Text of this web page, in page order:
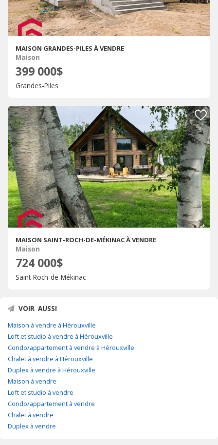
MAISON GRANDES-PILES À VENDRE
Maison
399 000$
Grandes-Piles
MAISON SAINT-ROCH-DE-MÉKINAC À VENDRE
Maison
724 000$
Saint-Roch-de-Mékinac
VOIR AUSSI
Maison à vendre à Hérouxville
Loft et studio à vendre à Hérouxville
Condo/appartement à vendre à Hérouxville
Chalet à vendre à Hérouxville
Duplex à vendre à Hérouxville
Maison à vendre
Loft et studio à vendre
Condo/appartement à vendre
Chalet à vendre
Duplex à vendre